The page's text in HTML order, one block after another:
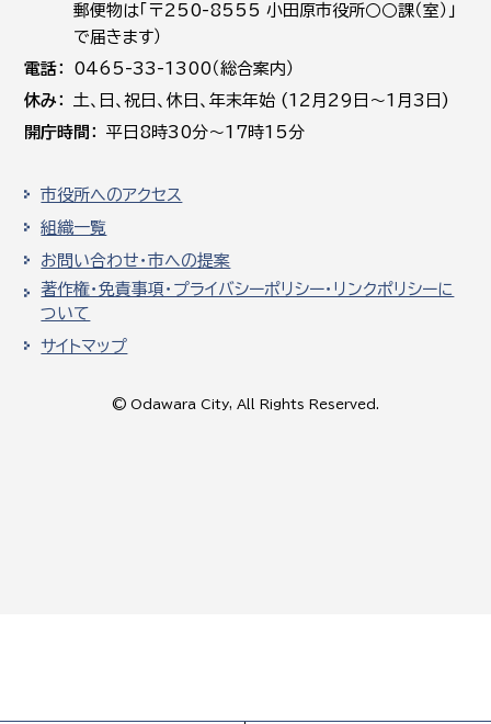
郵便物は「〒250-8555 小田原市役所○○課（室）」
で届きます）
電話
0465-33-1300（総合案内）
休み
土､日､祝日、休日、年末年始 (12月29日～1月3日)
開庁時間
平日8時30分～17時15分
市役所へのアクセス
組織一覧
お問い合わせ・市への提案
著作権・免責事項・プライバシーポリシー・リンクポリシーに
ついて
サイトマップ
© Odawara City, All Rights Reserved.